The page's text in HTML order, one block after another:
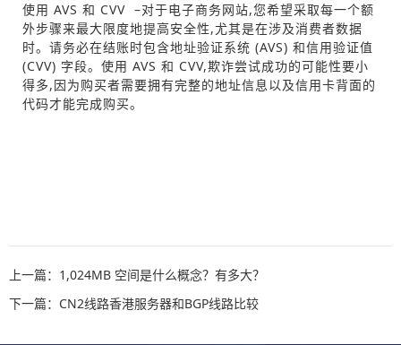
使用 AVS 和 CVV –对于电子商务网站,您希望采取每一个额
外步骤来最大限度地提高安全性,尤其是在涉及消费者数据
时。请务必在结账时包含地址验证系统 (AVS) 和信用验证值
(CVV) 字段。使用 AVS 和 CVV,欺诈尝试成功的可能性要小
得多,因为购买者需要拥有完整的地址信息以及信用卡背面的
代码才能完成购买。
上一篇：1,024MB 空间是什么概念？有多大？
下一篇：CN2线路香港服务器和BGP线路比较